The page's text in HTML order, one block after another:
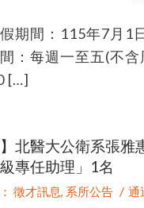
期間：115年7月1
：每週一至五(不
[…]
】北醫大公衛系張雅
專任助理」1名
徵才訊息, 系所公告 / 通